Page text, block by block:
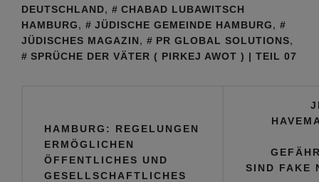
DEUTSCHLAND,
CHABAD LUBAWITSCH
HAMBURG, JÜDISCHE GEMEINDE HAMBURG,
JÜDISCHES MAGAZIN, PR GLOBAL SOLUTIONS,
SPRÜCHE DER VÄTER ( PIRKEJ AWOT ) | TEIL 07
HAMBURG: REGELUNGEN
ERMÖGLICHEN
ÖFFENTLICHES UND
GESELLSCHAFTLICHES
SIND FAKE